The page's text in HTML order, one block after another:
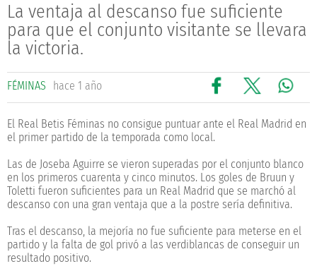
La ventaja al descanso fue suficiente
para que el conjunto visitante se llevara
la victoria.
FÉMINAS hace 1 año
El Real Betis Féminas no consigue puntuar ante el Real Madrid en
el primer partido de la temporada como local.
Las de Joseba Aguirre se vieron superadas por el conjunto blanco
en los primeros cuarenta y cinco minutos. Los goles de Bruun y
Toletti fueron suficientes para un Real Madrid que se marchó al
descanso con una gran ventaja que a la postre sería definitiva.
Tras el descanso, la mejoría no fue suficiente para meterse en el
partido y la falta de gol privó a las verdiblancas de conseguir un
resultado positivo.